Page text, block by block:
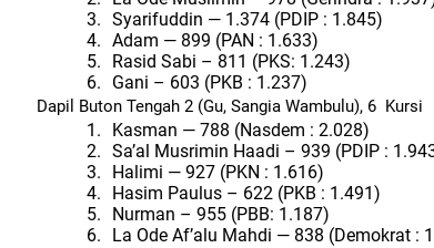
3. Syarifuddin — 1.374 (PDIP : 1.845)
4. Adam — 899 (PAN : 1.633)
5.
Rasid Sabi – 811 (PKS: 1.243)
6.
Gani – 603 (PKB : 1.237)
Dapil Buton Tengah 2 (Gu, Sangia Wambulu), 6 Kursi
1.
Kasman — 788 (Nasdem : 2.028)
2. Sa’al Musrimin Haadi – 939 (PDIP :
3.
Halimi — 927 (PKN : 1.616)
4.
Hasim Paulus – 622 (PKB : 1.491)
5.
Nurman – 955 (PBB: 1.187)
6.
La Ode Af’alu Mahdi — 838 (Demokrat :